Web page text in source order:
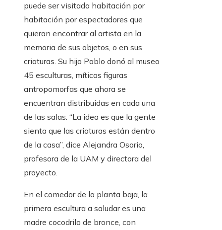
puede ser visitada habitación por
habitación por espectadores que
quieran encontrar al artista en la
memoria de sus objetos, o en sus
criaturas. Su hijo Pablo donó al museo
45 esculturas, míticas figuras
antropomorfas que ahora se
encuentran distribuidas en cada una
de las salas. “La idea es que la gente
sienta que las criaturas están dentro
de la casa”, dice Alejandra Osorio,
profesora de la UAM y directora del
proyecto.
En el comedor de la planta baja, la
primera escultura a saludar es una
madre cocodrilo de bronce, con